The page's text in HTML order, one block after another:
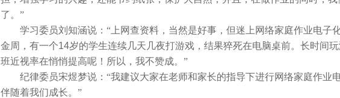
了。”
学习委员刘知涵说：“上网查资料，当然是好事，但迷上网络家庭作业电子
金周，有一个14岁的学生连续几天几夜打游戏，结果猝死在电脑桌前。长时间
班近视率在悄悄提高呢！所以，我不赞成。”
纪律委员宋煜梦说：“我建议大家在老师和家长的指导下进行网络家庭作业
伴随着我们成长。”